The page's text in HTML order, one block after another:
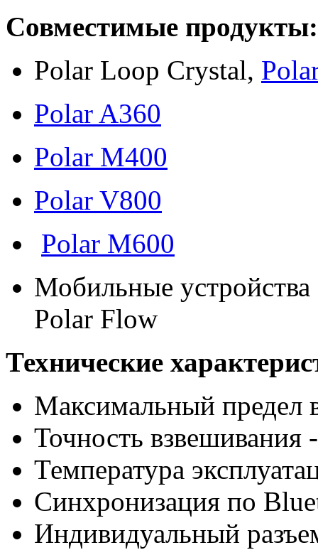
Совместимые продукты:
Polar Loop Crystal,
Polar A360
Polar M400
Polar V800
Polar M600
Мобильные
Polar Flow
Технические
Максимальный предел
Точность взвешивания
Температура
Синхронизация по
Индивидуальный